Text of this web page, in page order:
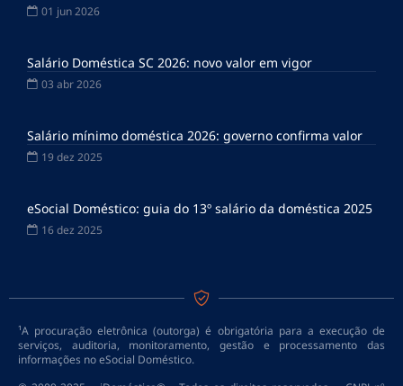
01 jun 2026
Salário Doméstica SC 2026: novo valor em vigor
03 abr 2026
Salário mínimo doméstica 2026: governo confirma valor
19 dez 2025
eSocial Doméstico: guia do 13º salário da doméstica 2025
16 dez 2025
¹A procuração eletrônica (outorga) é obrigatória para a execução de
serviços, auditoria, monitoramento, gestão e processamento das
informações no eSocial Doméstico.